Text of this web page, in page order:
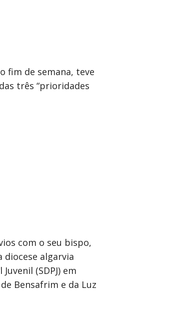
fim de semana, teve
três “prioridades
com o seu bispo,
algarvia
(SDPJ) em
Bensafrim e da Luz